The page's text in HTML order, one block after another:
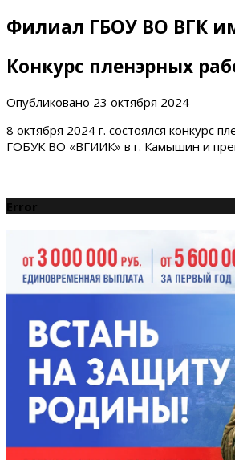
Филиал ГБОУ ВО ВГК
Конкурс пленэрных
Опубликовано 23 октября 2024
8 октября 2024 г. состоялся конкурс
ГОБУК ВО «ВГИИК» в г. Камышин и
Error